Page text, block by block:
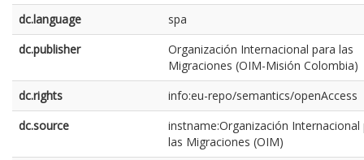
dc.language
spa
dc.publisher
Organización Internacional para las
Migraciones (OIM-Misión Colombia)
dc.rights
info:eu-repo/semantics/openAccess
dc.source
instname:Organización Internacional
las Migraciones (OIM)